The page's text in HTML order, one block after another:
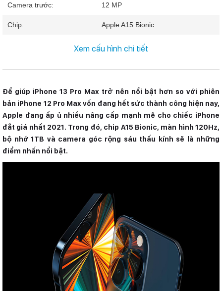
Camera trước: 12 MP
Chip: Apple A15 Bionic
6 GB
Pin, Sạc: 4352 mAh20 W
Xem cấu hình chi tiết
Để giúp iPhone 13 Pro Max trở nên nổi bật hơn so với phiên
bản iPhone 12 Pro Max vốn đang hết sức thành công hiện nay,
Apple đang ấp ủ nhiều nâng cấp mạnh mẽ cho chiếc iPhone
đắt giá nhất 2021. Trong đó, chip A15 Bionic, màn hình 120Hz,
bộ nhớ 1TB và camera góc rộng sáu thấu kính sẽ là những
điểm nhấn nổi bật.